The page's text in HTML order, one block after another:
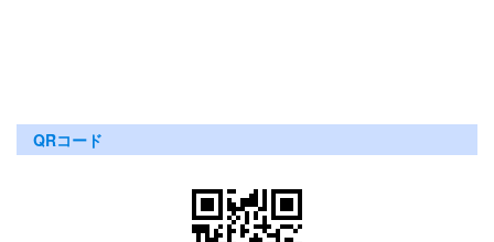
QRコード